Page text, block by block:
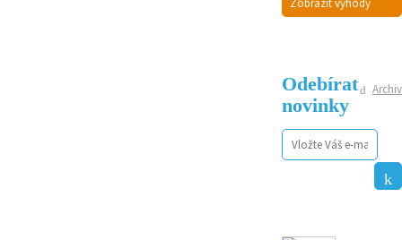
Zobrazit výhody
Archiv
Odebírat
novinky